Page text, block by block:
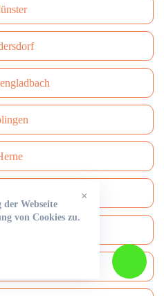
×
Webseite
von Cookies zu.